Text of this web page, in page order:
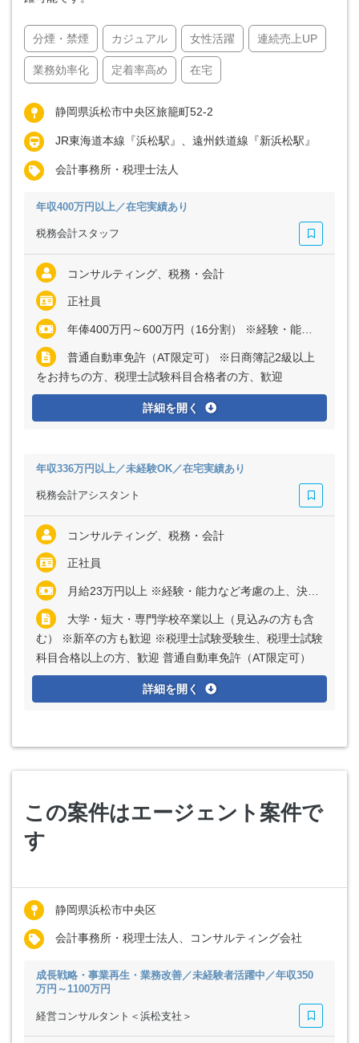
分煙・禁煙 カジュアル 女性活躍 連続売上UP
業務効率化 定着率高め 在宅
静岡県浜松市中央区旅籠町52-2
JR東海道本線『浜松駅』、遠州鉄道線『新浜松駅』
会計事務所・税理士法人
年収400万円以上／在宅実績あり
税務会計スタッフ
コンサルティング、税務・会計
正社員
年俸400万円～600万円（16分割） ※経験・能力など考慮の上、決定いたします ※上記に固定残業代（月30時間分＝4万1140円～8万5000円）を含む ※超過分は別途全額支給
普通自動車免許（AT限定可） ※日商簿記2級以上
をお持ちの方、税理士試験科目合格者の方、歓迎
詳細を開く
年収336万円以上／未経験OK／在宅実績あり
税務会計アシスタント
コンサルティング、税務・会計
正社員
月給23万円以上 ※経験・能力など考慮の上、決定いたします ※上記に固定残業代（月30時間分＝4万1140円以上）を含む ※超過分は別途全額支給
大学・短大・専門学校卒業以上（見込みの方も含
む） ※新卒の方も歓迎 ※税理士試験受験生、税理士試験
科目合格以上の方、歓迎 普通自動車免許（AT限定可）
詳細を開く
この案件はエージェント案件で
す
静岡県浜松市中央区
会計事務所・税理士法人、コンサルティング会社
成長戦略・事業再生・業務改善／未経験者活躍中／年収350
万円～1100万円
経営コンサルタント＜浜松支社＞